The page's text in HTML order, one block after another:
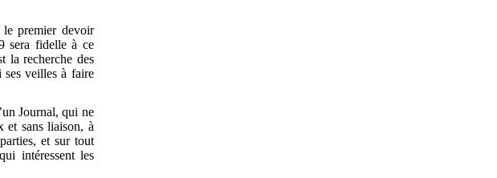
le premier devoir
sera fidelle à ce
la recherche des
ses veilles à faire
Journal, qui ne
et sans liaison, à
et sur tout
intéressent les